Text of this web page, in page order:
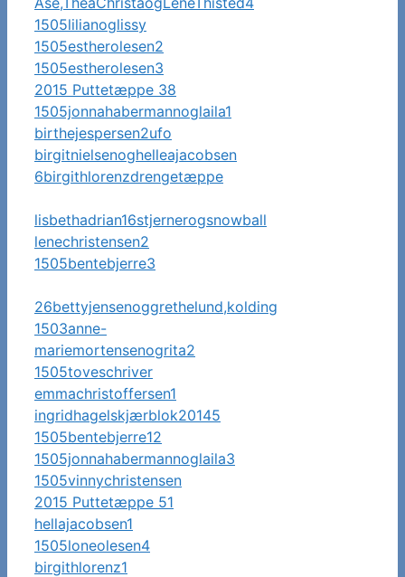
1505lilianoglissy
1505estherolesen2
1505estherolesen3
2015 Puttetæppe 38
1505jonnahabermannoglaila1
birthejespersen2ufo
birgitnielsenoghelleajacobsen
6birgithlorenzdrengetæppe
lisbethadrian16stjernerogsnowball
lenechristensen2
1505bentebjerre3
26bettyjensenoggrethelund,kolding
1503anne-
mariemortensenogrita2
1505toveschriver
emmachristoffersen1
ingridhagelskjærblok20145
1505bentebjerre12
1505jonnahabermannoglaila3
1505vinnychristensen
2015 Puttetæppe 51
hellajacobsen1
1505loneolesen4
birgithlorenz1